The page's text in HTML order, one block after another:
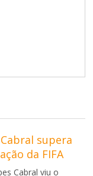
supera
da FIFA
Cabral viu o